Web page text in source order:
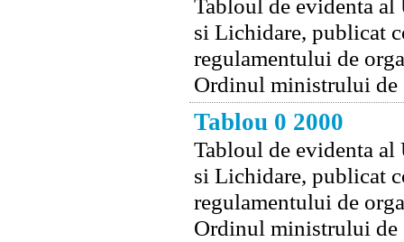
Tabloul de evidenta
si Lichidare, publicat
regulamentului de
Ordinul ministrului
Tablou 0 2000
Tabloul de evidenta
si Lichidare, publicat
regulamentului de
Ordinul ministrului